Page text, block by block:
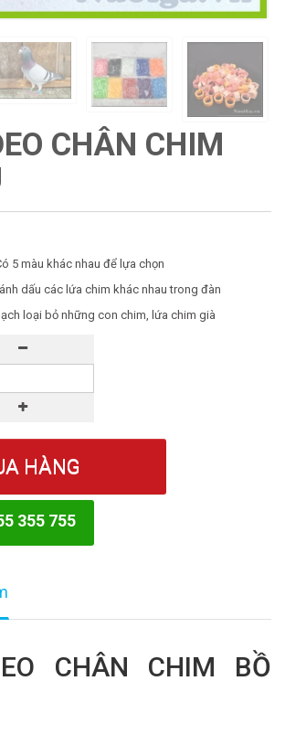
CHÂN CHIM
5 màu khác nhau để lựa chọn
dấu các lứa chim khác nhau trong đàn
loại bỏ những con chim, lứa chim già
HÀNG
355 755
CHÂN CHIM BỒ